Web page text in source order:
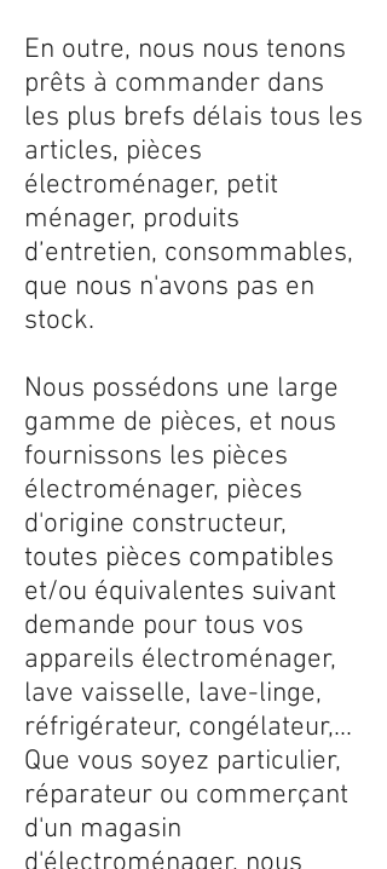
En outre, nous nous tenons
prêts à commander dans
les plus brefs délais tous les
articles, pièces
électroménager, petit
ménager, produits
d’entretien, consommables,
que nous n'avons pas en
stock.
Nous possédons une large
gamme de pièces, et nous
fournissons les pièces
électroménager, pièces
d'origine constructeur,
toutes pièces compatibles
et/ou équivalentes suivant
demande pour tous vos
appareils électroménager,
lave vaisselle, lave-linge,
réfrigérateur, congélateur,...
Que vous soyez particulier,
réparateur ou commerçant
d'un magasin